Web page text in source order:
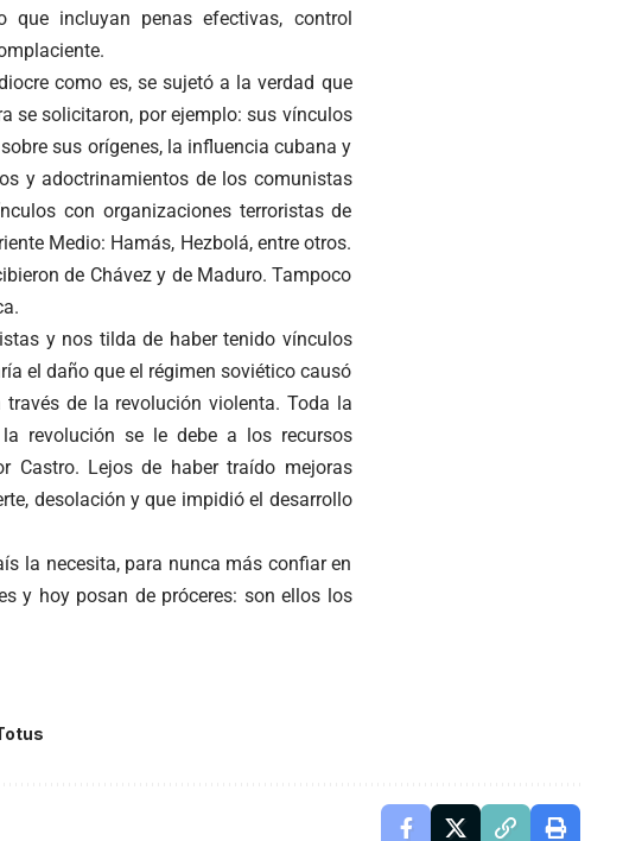
que incluyan penas efectivas, control
como es, se sujetó a la verdad que
se solicitaron, por ejemplo: sus vínculos
sus orígenes, la influencia cubana y
y adoctrinamientos de los comunistas
con organizaciones terroristas de
Medio: Hamás, Hezbolá, entre otros.
de Chávez y de Maduro. Tampoco
y nos tilda de haber tenido vínculos
el daño que el régimen soviético causó
de la revolución violenta. Toda la
revolución se le debe a los recursos
Castro. Lejos de haber traído mejoras
desolación y que impidió el desarrollo
la necesita, para nunca más confiar en
y hoy posan de próceres: son ellos los